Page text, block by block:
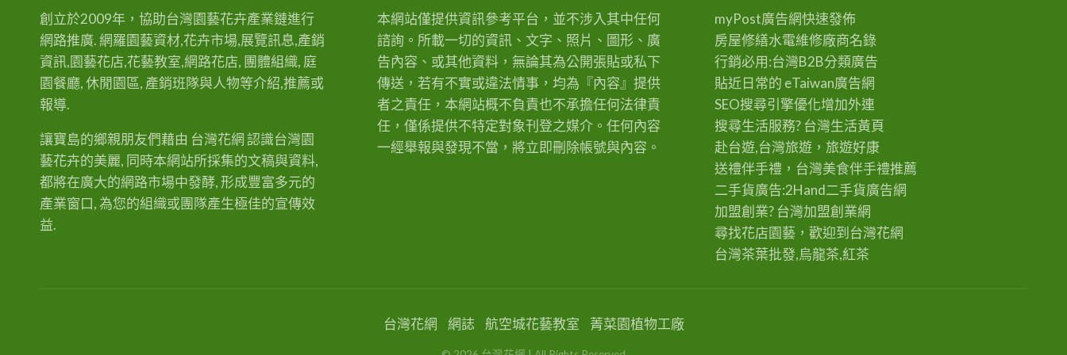
外型描述…
義
與
物
特
色
創立於2009年，協助台灣園藝花卉產業鏈進行
網路推廣. 網羅園藝資材,花卉市場,展覽訊息,產銷
資訊,園藝花店,花藝教室,網路花店, 團體組織, 庭
園餐廳, 休閒園區, 產銷班隊與人物等介紹,推薦或
報導.
讓寶島的鄉親朋友們藉由 台灣花網 認識台灣園
藝花卉的美麗, 同時本網站所採集的文稿與資料,
都將在廣大的網路市場中發酵, 形成豐富多元的
產業窗口, 為您的組織或團隊產生極佳的宣傳效
益.
本網站僅提供資訊參考平台，並不涉入其中任何
諮詢。所載一切的資訊、文字、照片、圖形、廣
告內容、或其他資料，無論其為公開張貼或私下
傳送，若有不實或違法情事，均為『內容』提供
者之責任，本網站概不負責也不承擔任何法律責
任，僅係提供不特定對象刊登之媒介。任何內容
一經舉報與發現不當，將立即刪除帳號與內容。
myPost廣告網快速發佈
房屋修繕水電維修廠商名錄
行銷必用:台灣B2B分類廣告
貼近日常的 eTaiwan廣告網
SEO搜尋引擎優化增加外連
搜尋生活服務? 台灣生活黃頁
赴台遊,台灣旅遊 ，旅遊好康
送禮伴手禮，台灣美食伴手禮推薦
二手貨廣告:2Hand二手貨廣告網
加盟創業? 台灣加盟創業網
尋找花店園藝，歡迎到 台灣花網
台灣茶葉批發,烏龍茶,紅茶
台灣花網 網誌 航空城花藝教室 菁菜園植物工廠